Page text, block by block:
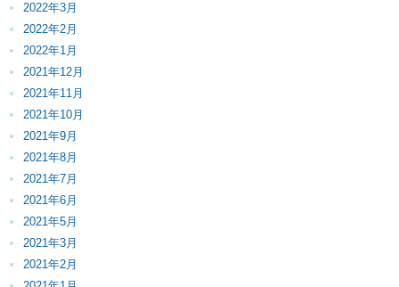
2022年3月
2022年2月
2022年1月
2021年12月
2021年11月
2021年10月
2021年9月
2021年8月
2021年7月
2021年6月
2021年5月
2021年3月
2021年2月